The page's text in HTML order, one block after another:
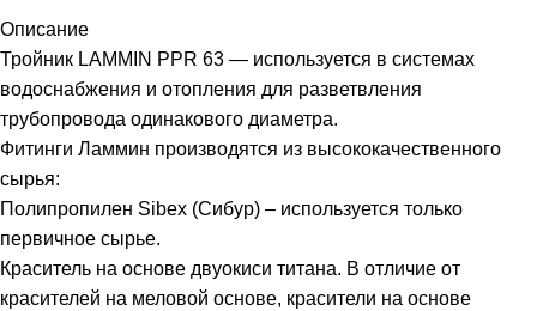
Описание
Тройник LAMMIN PPR 63 — используется в системах
водоснабжения и отопления для разветвления
трубопровода одинакового диаметра.
Фитинги Ламмин производятся из высококачественного
сырья:
Полипропилен Sibex (Сибур) – используется только
первичное сырье.
Краситель на основе двуокиси титана. В отличие от
красителей на меловой основе, красители на основе